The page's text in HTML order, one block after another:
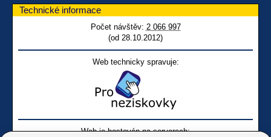
Technické informace
Počet návštěv: 2 066 997
(od 28.10.2012)
Web technicky spravuje:
Web je hostován na serverech: